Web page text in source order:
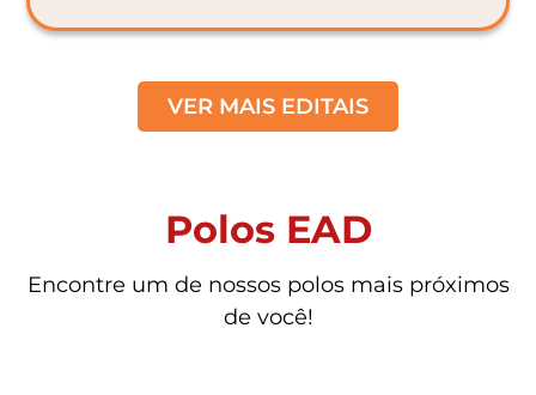
VER MAIS EDITAIS
Polos EAD
Encontre um de nossos polos mais próximos
de você!